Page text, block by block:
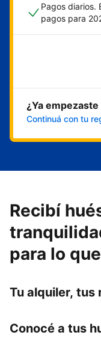
Pagos diarios.
pagos para
¿Ya
Continuá con tu
Recibí
para lo
Tu alquiler, tus
Conocé a tus